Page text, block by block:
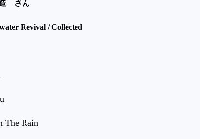
さん
Revival / Collected
The Rain